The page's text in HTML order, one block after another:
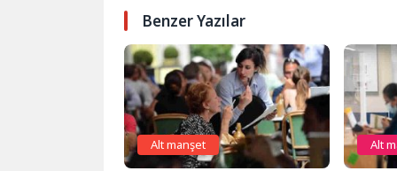
Benzer Yazılar
Alt manşet Alt